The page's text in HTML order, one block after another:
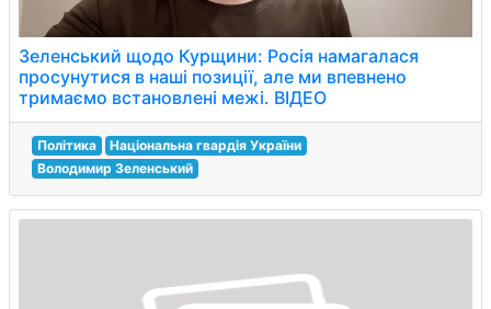
Зеленський щодо Курщини: Росія намагалася
просунутися в наші позиції, але ми впевнено
тримаємо встановлені межі. ВIДЕО
Політика
Національна гвардія України
Володимир Зеленський